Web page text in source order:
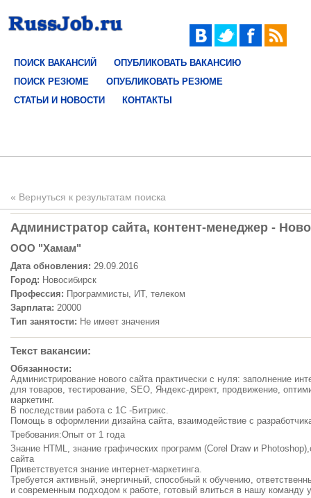
ПОИСК ВАКАНСИЙ
ОПУБЛИКОВАТЬ ВАКАНСИЮ
ПОИСК РЕЗЮМЕ
ОПУБЛИКОВАТЬ РЕЗЮМЕ
СТАТЬИ И НОВОСТИ
КОНТАКТЫ
« Вернуться к результатам поиска
Администратор сайта, контент-менеджер -
ООО "Хамам"
Дата обновления: 29.09.2016
Город: Новосибирск
Профессия: Программисты, ИТ, телеком
Зарплата: 20000
Тип занятости: Не имеет значения
Текст вакансии:
Обязанности:
Администрирование нового сайта практически с нуля: заполнение
для товаров, тестирование, SEO, Яндекс-директ, продвижение,
маркетинг.
В последствии работа с 1С -Битрикс.
Помощь в оформлении дизайна сайта, взаимодействие с
Требования:Опыт от 1 года
Знание HTML, знание графических программ (Corel Draw и
сайта
Приветствуется знание интернет-маркетинга.
Требуется активный, энергичный, способный к обучению,
и современным подходом к работе, готовый влиться в нашу команду